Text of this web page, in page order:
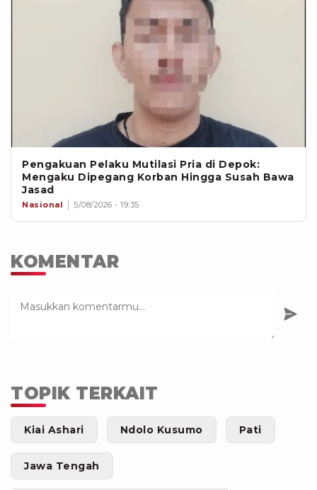
Pengakuan Pelaku Mutilasi Pria di Depok:
Mengaku Dipegang Korban Hingga Susah Bawa
Jasad
Nasional 5/08/2026 - 19:35
KOMENTAR
TOPIK TERKAIT
Kiai Ashari Ndolo Kusumo Pati
Jawa Tengah